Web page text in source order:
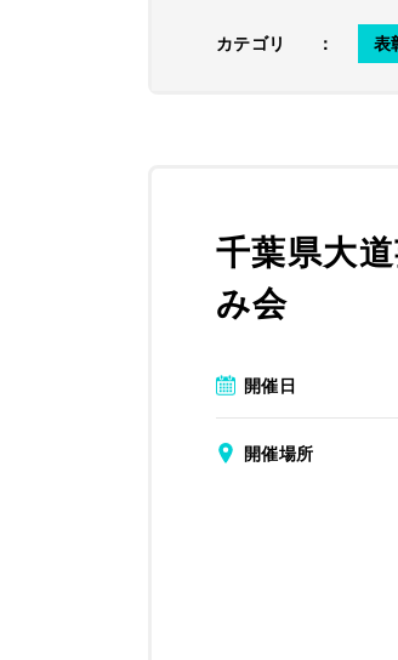
カテゴリ ： 表
千葉県大
み会
開催日
開催場所